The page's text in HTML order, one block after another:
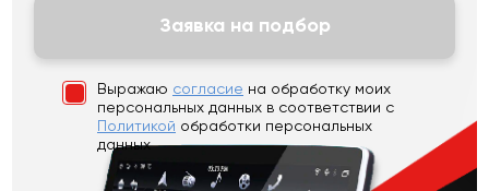
Выражаю согласие на обработку моих
персональных данных в соответствии с
Политикой обработки персональных
данных
Заявка на подбор